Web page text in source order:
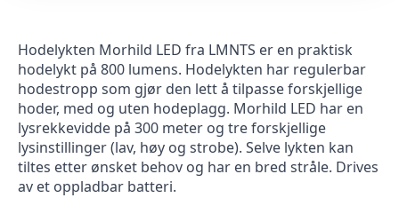
Hodelykten Morhild LED fra LMNTS er en praktisk
hodelykt på 800 lumens. Hodelykten har regulerbar
hodestropp som gjør den lett å tilpasse forskjellige
hoder, med og uten hodeplagg. Morhild LED har en
lysrekkevidde på 300 meter og tre forskjellige
lysinstillinger (lav, høy og strobe). Selve lykten kan
tiltes etter ønsket behov og har en bred stråle. Drives
av et oppladbar batteri.